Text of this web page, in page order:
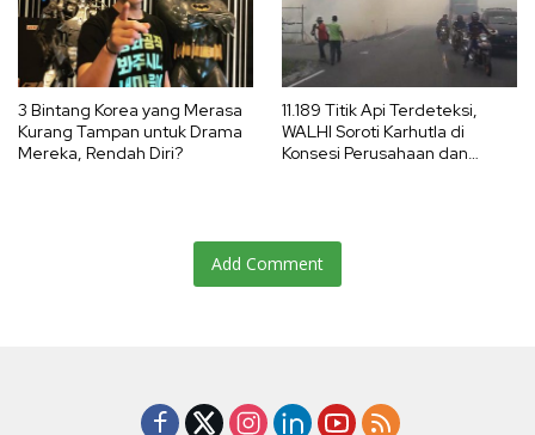
3 Bintang Korea yang Merasa
Kurang Tampan untuk Drama
Mereka, Rendah Diri?
11.189 Titik Api Terdeteksi,
WALHI Soroti Karhutla di
Konsesi Perusahaan dan
Add Comment